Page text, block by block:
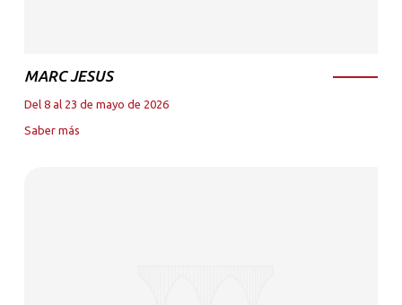
MARC JESUS
Del 8 al 23 de mayo de 2026
Saber más